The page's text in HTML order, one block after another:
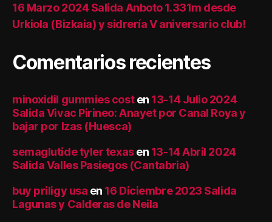
16 Marzo 2024 Salida Anboto 1.331m desde
Urkiola (Bizkaia) y sidrería V aniversario club!
Comentarios recientes
minoxidil gummies costen 13-14 Julio 2024
Salida Vivac Pirineo: Anayet por Canal Roya y
bajar por Izas (Huesca)
semaglutide tyler texasen 13-14 Abril 2024
Salida Valles Pasiegos (Cantabria)
buy priligy usa en 16 Diciembre 2023 Salida
Lagunas y Calderas de Neila